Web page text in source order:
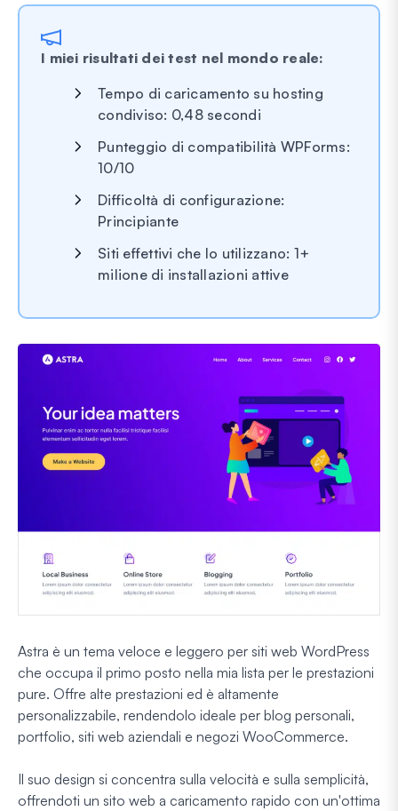
I miei risultati dei test nel mondo reale:
Tempo di caricamento su hosting
condiviso: 0,48 secondi
Punteggio di compatibilità WPForms:
10/10
Difficoltà di configurazione:
Principiante
Siti effettivi che lo utilizzano: 1+
milione di installazioni attive
Astra è un tema veloce e leggero per siti web WordPress
che occupa il primo posto nella mia lista per le prestazioni
pure. Offre alte prestazioni ed è altamente
personalizzabile, rendendolo ideale per blog personali,
portfolio, siti web aziendali e negozi WooCommerce.
Il suo design si concentra sulla velocità e sulla semplicità,
offrendoti un sito web a caricamento rapido con un'ottima